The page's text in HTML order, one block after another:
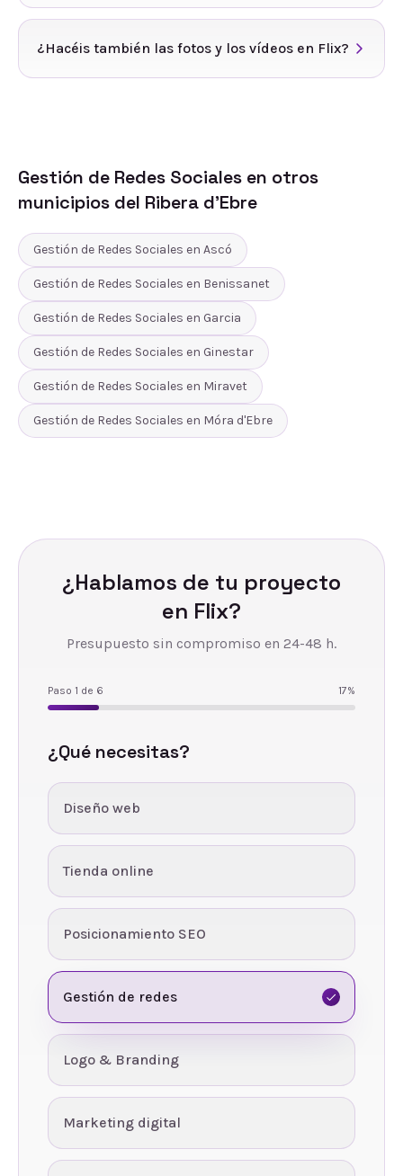
¿Hacéis también las fotos y los vídeos en Flix?
Gestión de Redes Sociales en otros
municipios del Ribera d'Ebre
Gestión de Redes Sociales en Ascó
Gestión de Redes Sociales en Benissanet
Gestión de Redes Sociales en Garcia
Gestión de Redes Sociales en Ginestar
Gestión de Redes Sociales en Miravet
Gestión de Redes Sociales en Móra d'Ebre
¿Hablamos de tu proyecto
en Flix?
Presupuesto sin compromiso en 24-48 h.
Paso 1 de 6 17%
¿Qué necesitas?
Diseño web
Tienda online
Posicionamiento SEO
Gestión de redes
Logo & Branding
Marketing digital